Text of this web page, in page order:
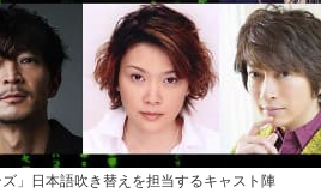
」日本語吹き替えを担当するキャスト陣